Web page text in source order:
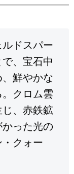
ドスパー
、宝石中
鮮やかな
クロム雲
、赤鉄鉱
った光の
クォー